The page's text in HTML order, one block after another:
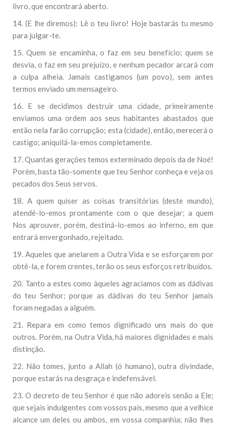
livro, que encontrará aberto.
14. (E lhe diremos): Lê o teu livro! Hoje bastarás tu mesmo
para julgar-te.
15. Quem se encaminha, o faz em seu benefício; quem se
desvia, o faz em seu prejuízo, e nenhum pecador arcará com
a culpa alheia. Jamais castigamos (um povo), sem antes
termos enviado um mensageiro.
16. E se decidimos destruir uma cidade, primeiramente
enviamos uma ordem aos seus habitantes abastados que
então nela farão corrupção; esta (cidade), então, merecerá o
castigo; aniquilá-la-emos completamente.
17. Quantas gerações temos exterminado depois da de Noé!
Porém, basta tão-somente que teu Senhor conheça e veja os
pecados dos Seus servos.
18. A quem quiser as coisas transitórias (deste mundo),
atendê-lo-emos prontamente com o que desejar; a quem
Nos aprouver, porém, destiná-lo-emos ao inferno, em que
entrará envergonhado, rejeitado.
19. Aqueles que anelarem a Outra Vida e se esforçarem por
obtê-la, e forem crentes, terão os seus esforços retribuídos.
20. Tanto a estes como àqueles agraciamos com as dádivas
do teu Senhor; porque as dádivas do teu Senhor jamais
foram negadas a alguém.
21. Repara em como temos dignificado uns mais do que
outros. Porém, na Outra Vida, há maiores dignidades e mais
distinção.
22. Não tomes, junto a Allah (ó humano), outra divindade,
porque estarás na desgraça e indefensável.
23. O decreto de teu Senhor é que não adoreis senão a Ele;
que sejais indulgentes com vossos pais, mesmo que a velhice
alcance um deles ou ambos, em vossa companhia; não lhes